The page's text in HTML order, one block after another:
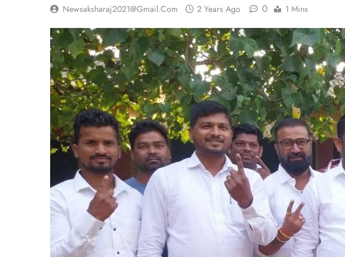
Newsaksharaj2021@gmail.com 2 Years Ago 0 1 Mins